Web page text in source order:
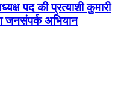
पद की प्रत्याशी कुमारी
जनसंपर्क अभियान